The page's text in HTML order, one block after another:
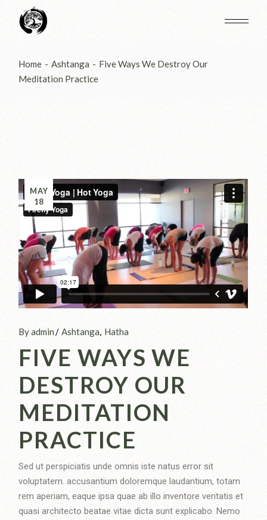
Home Ashtanga
Five Ways We Destroy Our
Meditation Practice
MAY
18
By admin Ashtanga Hatha
FIVE WAYS WE
DESTROY OUR
MEDITATION
PRACTICE
Sed ut perspiciatis unde omnis iste natus error sit
voluptatem. accusantium doloremque laudantium, totam
rem aperiam, eaque ipsa quae ab illo inventore veritatis et
quasi architecto beatae vitae dicta sunt explicabo. Nemo